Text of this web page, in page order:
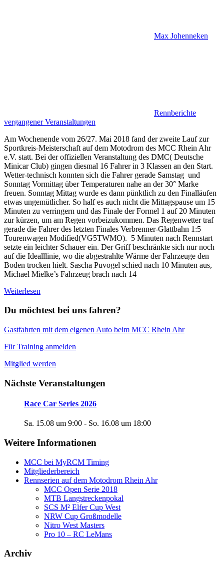
Max Johenneken
Rennberichte
vergangener Veranstaltungen
Am Wochenende vom 26/27. Mai 2018 fand der zweite Lauf zur
Sportkreis-Meisterschaft auf dem Motodrom des MCC Rhein Ahr
e.V. statt. Bei der offiziellen Veranstaltung des DMC( Deutsche
Minicar Club) gingen diesmal 16 Fahrer in 3 Klassen an den Start.
Wetter-technisch konnten sich die Fahrer gerade Samstag und
Sonntag Vormittag über Temperaturen nahe an der 30° Marke
freuen. Sonntag Mittag wurde es dann pünktlich zu den Finalläufen
etwas ungemütlicher. So half es auch nicht die Mittagspause um 15
Minuten zu verringern und das Finale der Formel 1 auf 20 Minuten
zur kürzen, um am Regen vorbeizukommen. Das Regenwetter traf
gerade die Fahrer des letzten Finales Verbrenner-Glattbahn 1:5
Tourenwagen Modified(VG5TWMO). 5 Minuten nach Rennstart
setzte ein leichter Schauer ein. Der Griff beschränkte sich nur noch
auf die Idealllinie, wo die abgestrahlte Wärme der Fahrzeuge den
Boden trocken hielt. Sascha Puvogel schied nach 10 Minuten aus,
Michael Mielke’s Fahrzeug brach nach 14
Weiterlesen
Du möchtest bei uns fahren?
Gastfahrten mit dem eigenen Auto beim MCC Rhein Ahr
Für Training anmelden
Mitglied werden
Nächste Veranstaltungen
Race Car Series 2026
Sa. 15.08 um 9:00 - So. 16.08 um 18:00
Weitere Informationen
MCC bei MyRCM Timing
Mitgliederbereich
Rennserien auf dem Motodrom Rhein Ahr
MCC Open Serie 2018
MTB Langstreckenpokal
SCS M² Elfer Cup West
NRW Cup Großmodelle
Nitro West Masters
Pro 10 – RC LeMans
Archiv